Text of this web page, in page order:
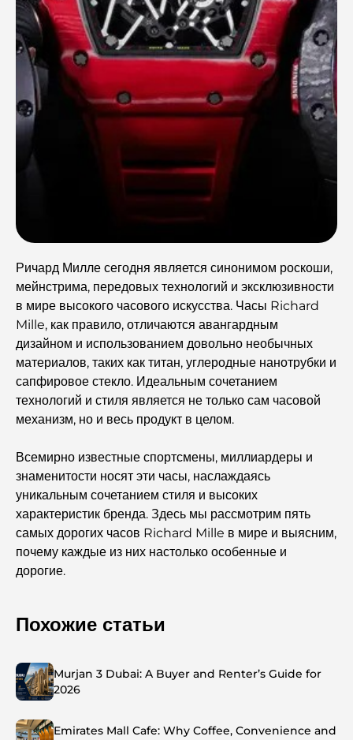
Ричард Милле сегодня является синонимом роскоши,
мейнстрима, передовых технологий и эксклюзивности
в мире высокого часового искусства. Часы Richard
Mille, как правило, отличаются авангардным
дизайном и использованием довольно необычных
материалов, таких как титан, углеродные нанотрубки и
сапфировое стекло. Идеальным сочетанием
технологий и стиля является не только сам часовой
механизм, но и весь продукт в целом.
Всемирно известные спортсмены, миллиардеры и
знаменитости носят эти часы, наслаждаясь
уникальным сочетанием стиля и высоких
характеристик бренда. Здесь мы рассмотрим пять
самых дорогих часов Richard Mille в мире и выясним,
почему каждые из них настолько особенные и
дорогие.
Похожие статьи
Murjan 3 Dubai: A Buyer and Renter’s Guide for
2026
Emirates Mall Cafe: Why Coffee, Convenience and